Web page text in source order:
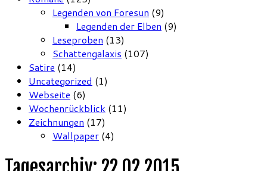
Legenden von Foresun (9)
Legenden der Elben (9)
Leseproben (13)
Schattengalaxis (107)
Satire (14)
Uncategorized (1)
Webseite (6)
Wochenrückblick (11)
Zeichnungen (17)
Wallpaper (4)